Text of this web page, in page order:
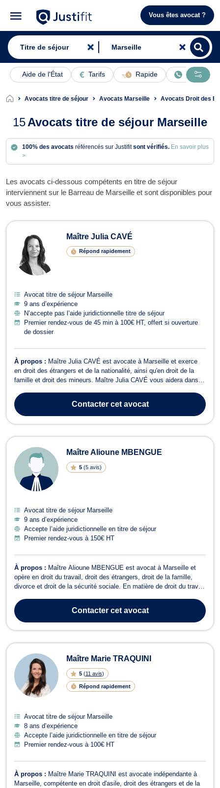
Vous êtes avocat ?
Aide de l'État Tarifs Rapide En ligne
Avocats titre de séjour Avocats Marseille Avocats Droit des
15Avocats titre de séjour Marseille
100% des avocats référencés sur Justifitsont vérifiés. En savoir plus
>
Les avocats ci-dessous compétents en titre de séjour
interviennent sur le Barreau de Marseille et sont disponibles pour
vous assister.
Avocats en titre de séjour à
Maître Julia CAVÉ
Répond rapidement
Avocat titre de séjour Marseille
9 ans d’expérience
N’accepte pas l’aide juridictionnelle titre de séjour
Premier rendez-vous de 45 min à 100€ HT, offert si ouverture
de dossier
À propos : Maître Julia CAVÉ est avocate à Marseille et exerce
en droit des étrangers et de la nationalité, ainsi qu'en droit de la
famille et droit des mineurs. Maître Julia CAVÉ vous aidera dans le
de régularisation, de demande de VISA et de regroupement
familial. Maî...
Contactercet avocat
Maître Alioune MBENGUE
5 (5 avis)
Avocat titre de séjour Marseille
9 ans d’expérience
Accepte l’aide juridictionnelle en titre de séjour
Premier rendez-vous à 150€ HT
À propos : Maître Alioune MBENGUE est avocat à Marseille et
opère en droit du travail, droit des étrangers, droit de la famille,
divorce et droit de la sécurité sociale. En matière de droit du travail
devant le conseil de Prud’hommes pour des questions de
licenciements, harcèle...Contactercet avocat
Maître Marie TRAQUINI
5 (11 avis)
Répond rapidement
Avocat titre de séjour Marseille
8 ans d’expérience
Accepte l’aide juridictionnelle en titre de séjour
Premier rendez-vous à 100€ HT
À propos : Maître Marie TRAQUINI est avocate indépendante à
Marseille, compétente en droit d'asile, droit des étrangers et de la